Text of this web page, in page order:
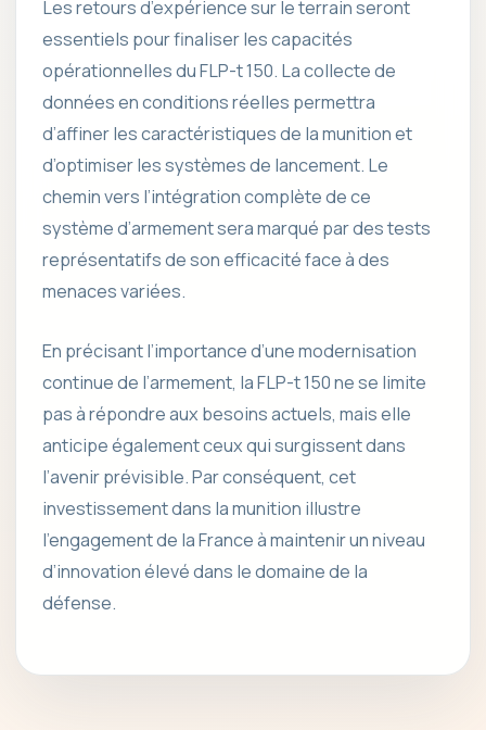
Les retours d’expérience sur le terrain seront
essentiels pour finaliser les capacités
opérationnelles du FLP-t 150. La collecte de
données en conditions réelles permettra
d’affiner les caractéristiques de la munition et
d’optimiser les systèmes de lancement. Le
chemin vers l’intégration complète de ce
système d’armement sera marqué par des tests
représentatifs de son efficacité face à des
menaces variées.
En précisant l’importance d’une modernisation
continue de l’armement, la FLP-t 150 ne se limite
pas à répondre aux besoins actuels, mais elle
anticipe également ceux qui surgissent dans
l’avenir prévisible. Par conséquent, cet
investissement dans la munition illustre
l’engagement de la France à maintenir un niveau
d’innovation élevé dans le domaine de la
défense.